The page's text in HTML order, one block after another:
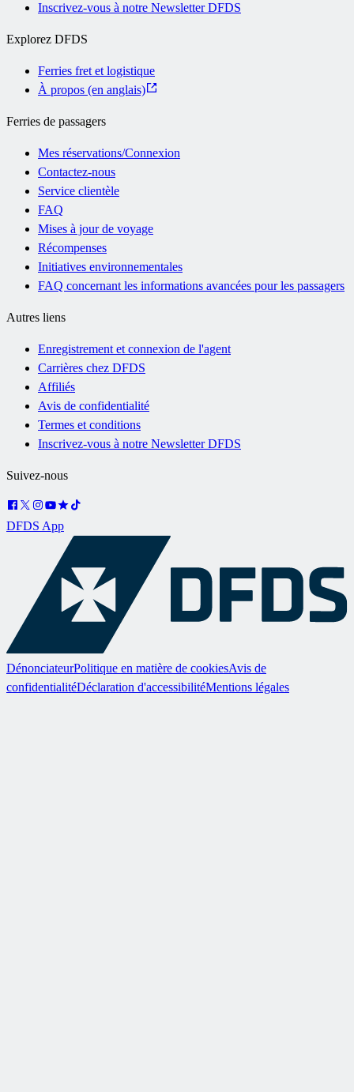
Inscrivez-vous à notre Newsletter DFDS
Explorez DFDS
Ferries fret et logistique
À propos (en anglais)
Ferries de passagers
Mes réservations/Connexion
Contactez-nous
Service clientèle
FAQ
Mises à jour de voyage
Récompenses
Initiatives environnementales
FAQ concernant les informations avancées pour les passagers
Autres liens
Enregistrement et connexion de l'agent
Carrières chez DFDS
Affiliés
Avis de confidentialité
Termes et conditions
Inscrivez-vous à notre Newsletter DFDS
Suivez-nous
DFDS App
DénonciateurPolitique en matière de cookiesAvis de
confidentialitéDéclaration d'accessibilitéMentions légales